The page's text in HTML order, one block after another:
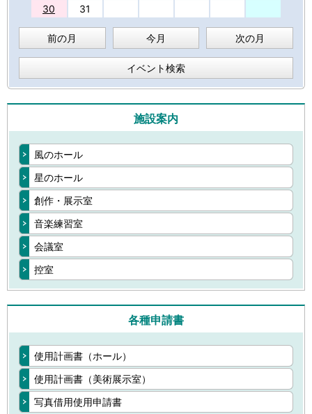
30
31
前の月 今月 次の月
イベント検索
施設案内
風のホール
星のホール
創作・展示室
音楽練習室
会議室
控室
各種申請書
使用計画書（ホール）
使用計画書（美術展示室）
写真借用使用申請書